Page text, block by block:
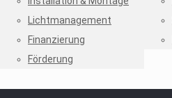
Lichtmanagement
Finanzierung
Förderung